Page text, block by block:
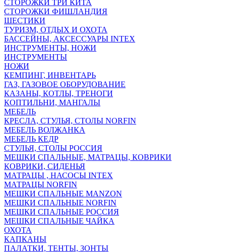
СТОРОЖКИ ТРИ КИТА
СТОРОЖКИ ФИШЛАНДИЯ
ШЕСТИКИ
ТУРИЗМ, ОТДЫХ И ОХОТА
БАССЕЙНЫ, АКСЕССУАРЫ INTEX
ИНСТРУМЕНТЫ, НОЖИ
ИНСТРУМЕНТЫ
НОЖИ
КЕМПИНГ, ИНВЕНТАРЬ
ГАЗ, ГАЗОВОЕ ОБОРУДОВАНИЕ
КАЗАНЫ, КОТЛЫ, ТРЕНОГИ
КОПТИЛЬНИ, МАНГАЛЫ
МЕБЕЛЬ
КРЕСЛА, СТУЛЬЯ, СТОЛЫ NORFIN
МЕБЕЛЬ ВОЛЖАНКА
МЕБЕЛЬ КЕДР
СТУЛЬЯ, СТОЛЫ РОССИЯ
МЕШКИ СПАЛЬНЫЕ, МАТРАЦЫ, КОВРИКИ
КОВРИКИ, СИДЕНЬЯ
МАТРАЦЫ , НАСОСЫ INTEX
МАТРАЦЫ NORFIN
МЕШКИ СПАЛЬНЫЕ MANZON
МЕШКИ СПАЛЬНЫЕ NORFIN
МЕШКИ СПАЛЬНЫЕ РОССИЯ
МЕШКИ СПАЛЬНЫЕ ЧАЙКА
ОХОТА
КАПКАНЫ
ПАЛАТКИ, ТЕНТЫ, ЗОНТЫ